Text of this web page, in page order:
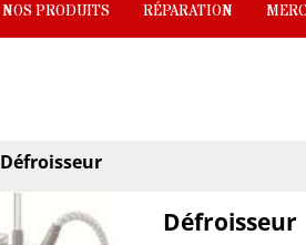
NOS PRODUITS RÉPARATION
Défroisseur
Défroisseur